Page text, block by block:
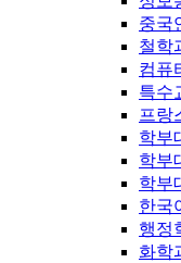
중국
철학
컴퓨
특수
프랑
학부
학부
학부
한국
행정
화학